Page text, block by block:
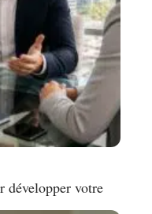
développer votre